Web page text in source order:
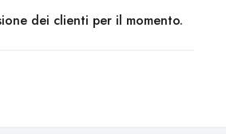
dei clienti per il momento.